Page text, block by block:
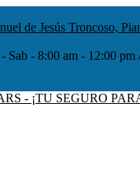
de Jesús Troncoso,
Sab - 8:00 am - 12:00